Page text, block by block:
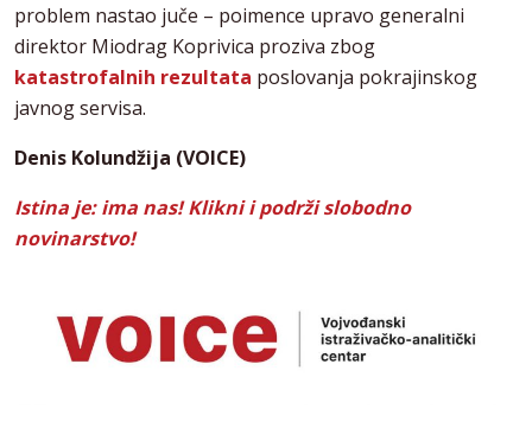
problem nastao juče – poimence upravo generalni
direktor Miodrag Koprivica proziva zbog
katastrofalnih rezultata poslovanja pokrajinskog
javnog servisa.
Denis Kolundžija (VOICE)
Istina je: ima nas! Klikni i podrži slobodno
novinarstvo!